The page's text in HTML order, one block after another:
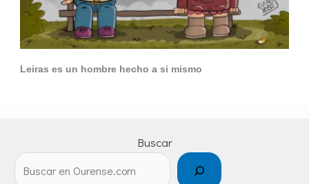
Leiras es un hombre hecho a si mismo
Buscar